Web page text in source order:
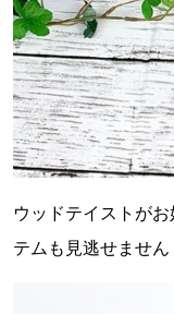
ウッドテイストが
テムも見逃せません